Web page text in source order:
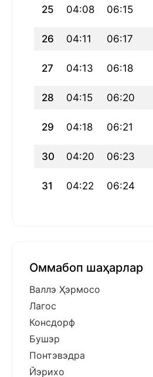
25 04:08 06:15
26 04:11 06:17
27 04:13 06:18
28 04:15 06:20
29 04:18 06:21
30 04:20 06:23
31 04:22 06:24
Оммабоп шаҳарлар
Валлэ Ҳэрмосо
Лагос
Консдорф
Бушэр
Понтэвэдра
Йэрихо